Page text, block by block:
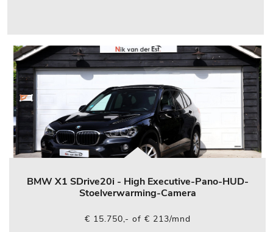
BMW X1 SDrive20i - High Executive-Pano-HUD-
Stoelverwarming-Camera
€ 15.750,- of € 213/mnd